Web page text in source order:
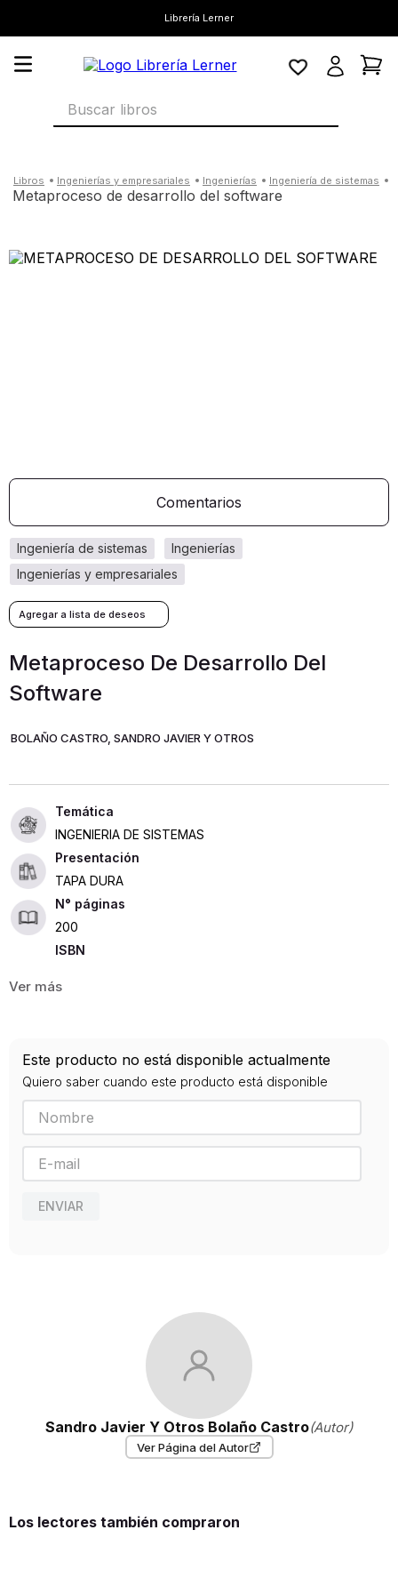
Librería Lerner
Buscar libros
ingenierías y empresariales ingenierías ingeniería de sistemas
metaproceso de desarrollo del software
Comentarios
ingenierías y empresariales
ingenierías
ingeniería de sistemas
Metaproceso De Desarrollo Del
Software
BOLAÑO CASTRO, SANDRO JAVIER Y OTROS
INGENIERIA DE SISTEMAS
Presentación
TAPA DURA
200
ISBN
Editorial
2016
Este producto no está disponible actualmente
Quiero saber cuando este producto está disponible
ENVIAR
Sandro Javier Y Otros Bolaño Castro(Autor)
Ver Página del Autor
Los lectores también compraron